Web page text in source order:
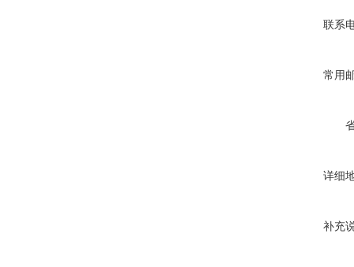
联系
常用
详细
补充